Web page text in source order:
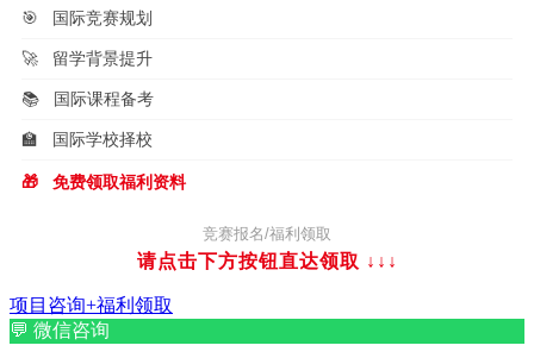
🎯 国际竞赛规划
🚀 留学背景提升
📚 国际课程备考
🏫 国际学校择校
🎁 免费领取福利资料
竞赛报名/福利领取
请点击下方按钮直达领取 ↓↓↓
项目咨询+福利领取
💬 微信咨询